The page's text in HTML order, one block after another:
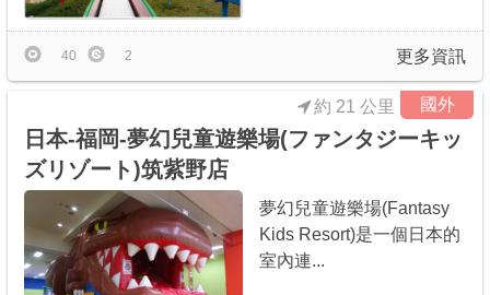
更多資訊
40 2
國外
約 21 公里
日本-福岡-夢幻兒童遊樂場(ファンタジーキッ
ズリゾート)筑紫野店
夢幻兒童遊樂場(Fantasy
Kids Resort)是一個日本的
室內連...